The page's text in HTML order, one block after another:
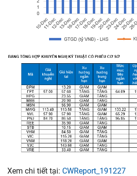
Xem chi tiết tại: CWReport_191227